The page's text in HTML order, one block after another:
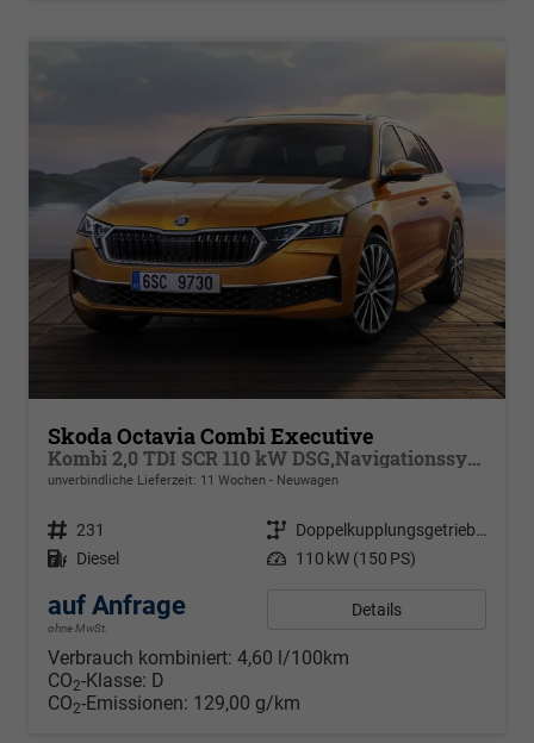
Skoda Octavia Combi Executive
Kombi 2,0 TDI SCR 110 kW DSG,Navigationssystem, 17 Zoll Alufelgen, ACC, PDC, Klimaautomatik, Phone Box, Reserverad, Full LED, 4 Jahre Garantie
unverbindliche Lieferzeit: 11 Wochen Neuwagen
Fahrzeugnr. 231 Getriebe
Doppelkupplungsgetriebe (DSG)
Kraftstoff Diesel Leistung 110 kW (150 PS)
auf Anfrage
ohne MwSt.
Details
Verbrauch kombiniert: 4,60 l/100km
CO2-Klasse: D
CO2-Emissionen: 129,00 g/km